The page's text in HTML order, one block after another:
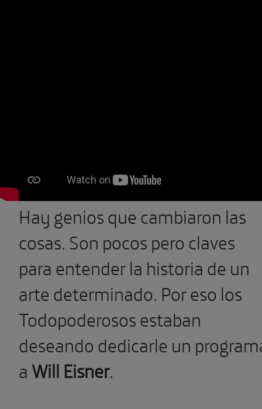
Hay genios que cambiaron las
cosas. Son pocos pero claves
para entender la historia de un
arte determinado. Por eso los
Todopoderosos estaban
deseando dedicarle un
aWill Eisner.